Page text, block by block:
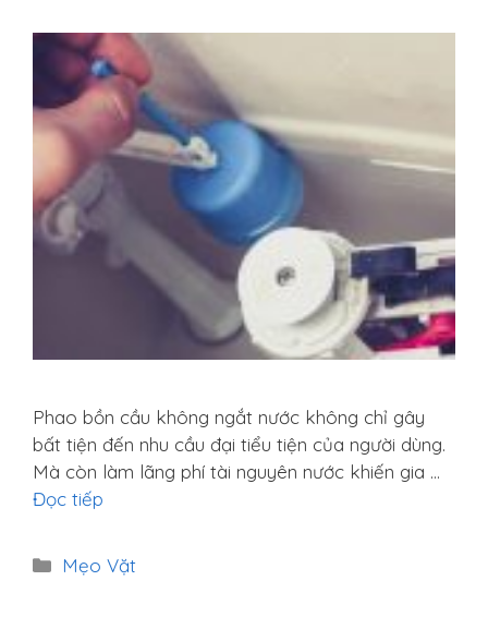
Phao bồn cầu không ngắt nước không chỉ gây
bất tiện đến nhu cầu đại tiểu tiện của người dùng.
Mà còn làm lãng phí tài nguyên nước khiến gia …
Đọc tiếp
Danh
Mẹo Vặt